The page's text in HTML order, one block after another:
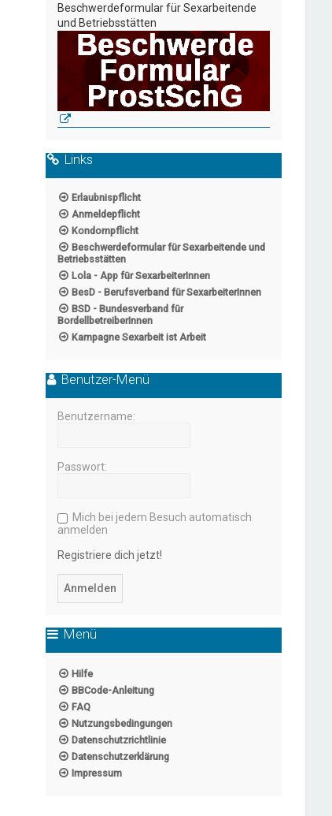
Beschwerdeformular für Sexarbeitende
und Betriebsstätten
Links
Erlaubnispflicht
Anmeldepflicht
Kondompflicht
Beschwerdeformular für Sexarbeitende und
Betriebsstätten
Lola - App für SexarbeiterInnen
BesD - Berufsverband für SexarbeiterInnen
BSD - Bundesverband für
BordellbetreiberInnen
Kampagne Sexarbeit ist Arbeit
Benutzer-Menü
Benutzername:
Passwort:
Mich bei jedem Besuch automatisch
anmelden
Registriere dich jetzt!
Menü
Hilfe
BBCode-Anleitung
FAQ
Nutzungsbedingungen
Datenschutzrichtlinie
Datenschutzerklärung
Impressum